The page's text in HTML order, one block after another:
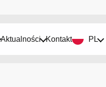
Aktualności Kontakt PL